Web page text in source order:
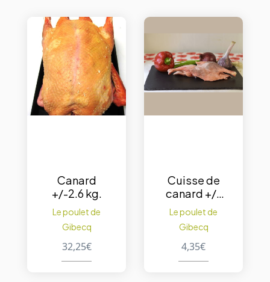
Canard
+/-2.6 kg.
Le poulet de
Gibecq
32,25€
Cuisse de
canard +/-
300gr.
Le poulet de
Gibecq
4,35€